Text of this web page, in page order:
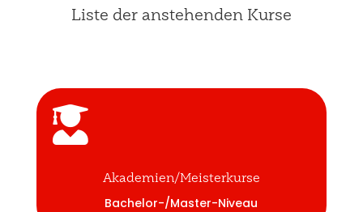
Liste der anstehenden Kurse

Akademien/Meisterkurse
Bachelor-/Master-Niveau